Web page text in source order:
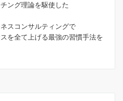
ング理論を駆使した
スコンサルティングで
を全て上げる最強の習慣手法を